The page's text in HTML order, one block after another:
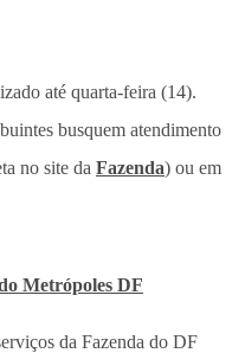
até quarta-feira (14).
busquem atendimento
no site da Fazenda) ou em
Metrópoles DF
da Fazenda do DF